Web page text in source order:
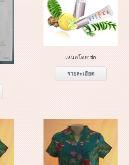
เสนอโดย: tlo
รายละเอียด